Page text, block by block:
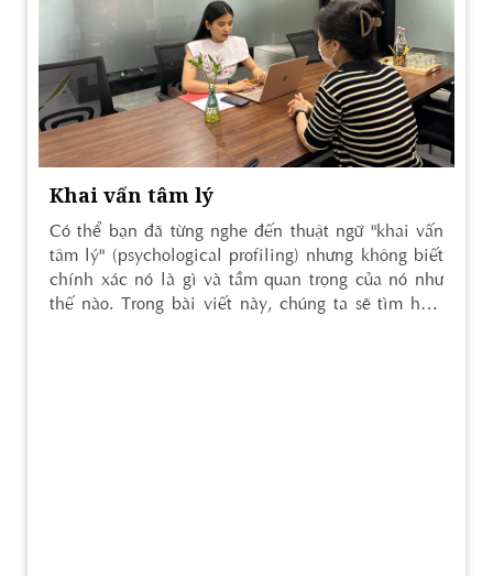
Khai vấn tâm lý
Có thể bạn đã từng nghe đến thuật ngữ "khai vấn
tâm lý" (psychological profiling) nhưng không biết
chính xác nó là gì và tầm quan trọng của nó như
thế nào. Trong bài viết này, chúng ta sẽ tìm hiểu